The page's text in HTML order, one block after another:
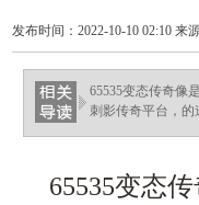
发布时间：2022-10-10 02:10 来
65535变态传奇像
刺影传奇平台，的
65535变态传